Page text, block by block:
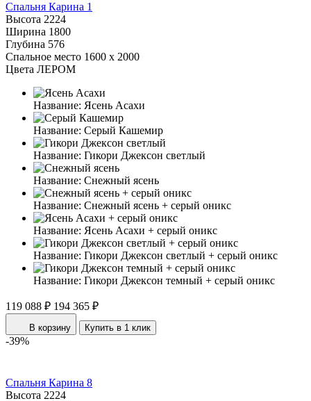
Спальня Карина 1
Высота 2224
Ширина 1800
Глубина 576
Спальное место 1600 x 2000
Цвета ЛЕРОМ
Название: Ясень Асахи
Название: Серый Кашемир
Название: Гикори Джексон светлый
Название: Снежный ясень
Название: Снежный ясень + серый оникс
Название: Ясень Асахи + серый оникс
Название: Гикори Джексон светлый + серый оникс
Название: Гикори Джексон темный + серый оникс
119 088 ₽ 194 365 ₽
В корзину Купить в 1 клик
-39%
Спальня Карина 8
Высота 2224